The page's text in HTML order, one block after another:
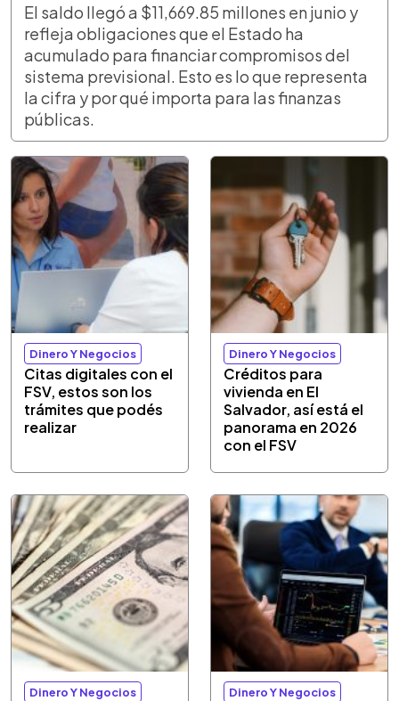
El saldo llegó a $11,669.85 millones en junio y
refleja obligaciones que el Estado ha
acumulado para financiar compromisos del
sistema previsional. Esto es lo que representa
la cifra y por qué importa para las finanzas
públicas.
Dinero Y Negocios
Citas digitales con el
FSV, estos son los
trámites que podés
realizar
Dinero Y Negocios
Créditos para
vivienda en El
Salvador, así está el
panorama en 2026
con el FSV
Dinero Y Negocios Dinero Y Negocios